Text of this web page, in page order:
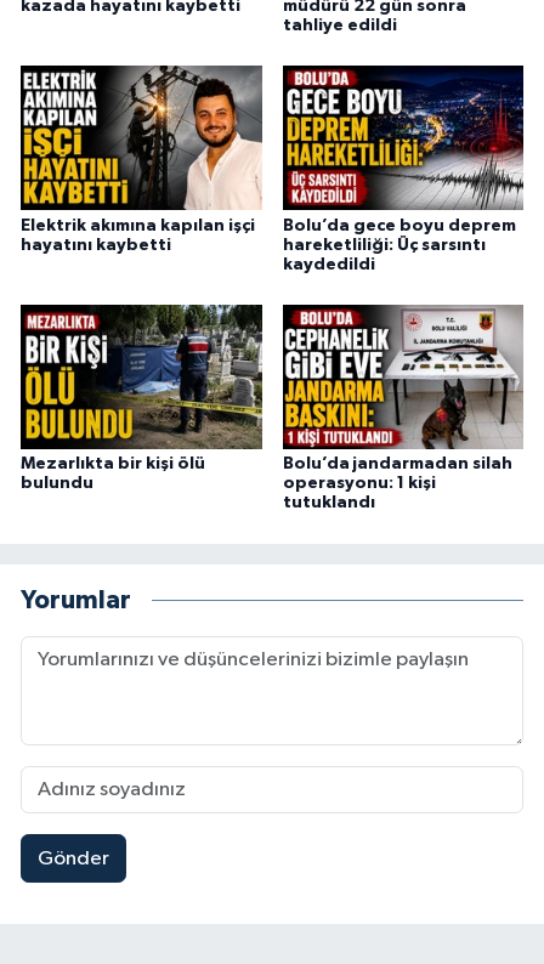
kazada hayatını kaybetti
müdürü 22 gün sonra
tahliye edildi
Elektrik akımına kapılan işçi
hayatını kaybetti
Bolu’da gece boyu deprem
hareketliliği: Üç sarsıntı
kaydedildi
Mezarlıkta bir kişi ölü
bulundu
Bolu’da jandarmadan silah
operasyonu: 1 kişi
tutuklandı
Yorumlar
Gönder